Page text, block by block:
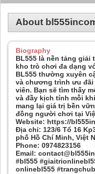
About
Biography
BL555 là nền tảng giải
kho trò chơi đa dạng
BL555 thường xuyên
và chương trình ưu
viên. Bạn sẽ tìm thấy
và đầy kịch tính mỗi
mang lại giá trị bền
đồng người chơi tại
Website: https://
Địa chỉ: 123/6 Tổ 16
phố Hồ Chí Minh, Việt
Phone: 0974823156
Email:
#bl555
onlinebl555